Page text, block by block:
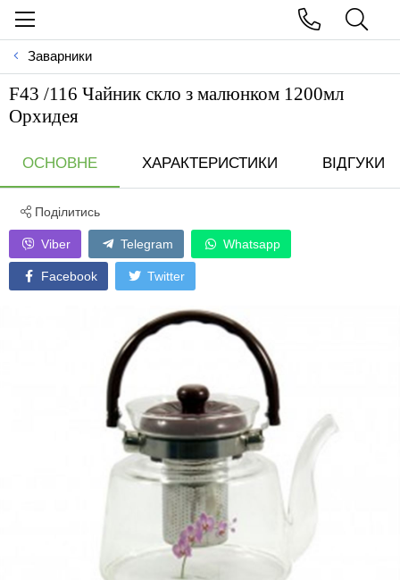
Заварники
F43 /116 Чайник скло з малюнком 1200мл
Орхидея
ОСНОВНЕ ХАРАКТЕРИСТИКИ ВІДГУКИ
Поділитись
Viber Telegram Whatsapp
Facebook Twitter